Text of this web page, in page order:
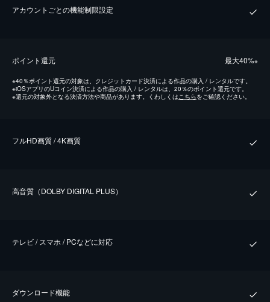
アカウントごとの機能制限設定
ポイント還元 最⼤40%※
※40％ポイント還元の対象は、クレジットカード決済による作品の購入 / レンタルです。
※iOSアプリのUコイン決済による作品の購入 / レンタルは、20％のポイント還元です。
※還元の対象外となる決済方法や商品があります。くわしくは こちらをご確認ください。
フルHD画質 / 4K画質
⾼⾳質（DOLBY DIGITAL PLUS）
テレビ / スマホ / PCなどに対応
ダウンロード機能